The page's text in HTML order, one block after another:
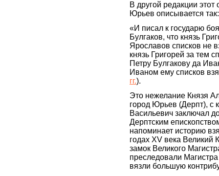
В другой редакции
Юрьев описывается так:
«И писал к государю
Булгаков, что князь
Ярославов списков не
князь Григорей за тем
Петру Булгакову да
Иваном ему списков
гг.).
Это нежелание Князя
город Юрьев (Дерпт), с
Васильевич заключал
Дерптским
напоминает историю
годах XV века Великий
замок Великого
преследовали
вязли большую